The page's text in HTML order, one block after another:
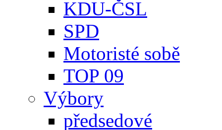
KDU-ČSL
SPD
Motoristé sobě
TOP 09
Výbory
předsedové